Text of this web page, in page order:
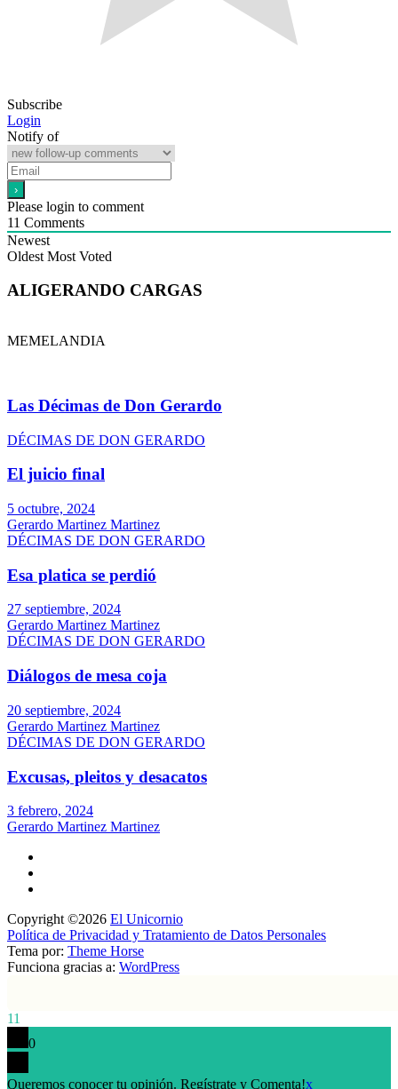
Subscribe
Login
Notify of
Please login to comment
11 Comments
Newest
Oldest Most Voted
ALIGERANDO CARGAS
MEMELANDIA
Las Décimas de Don Gerardo
DÉCIMAS DE DON GERARDO
El juicio final
5 octubre, 2024
Gerardo Martinez Martinez
DÉCIMAS DE DON GERARDO
Esa platica se perdió
27 septiembre, 2024
Gerardo Martinez Martinez
DÉCIMAS DE DON GERARDO
Diálogos de mesa coja
20 septiembre, 2024
Gerardo Martinez Martinez
DÉCIMAS DE DON GERARDO
Excusas, pleitos y desacatos
3 febrero, 2024
Gerardo Martinez Martinez
Copyright ©2026 El Unicornio
Política de Privacidad y Tratamiento de Datos Personales
Tema por: Theme Horse
Funciona gracias a: WordPress
11
0
Queremos conocer tu opinión. Regístrate y Comenta!x